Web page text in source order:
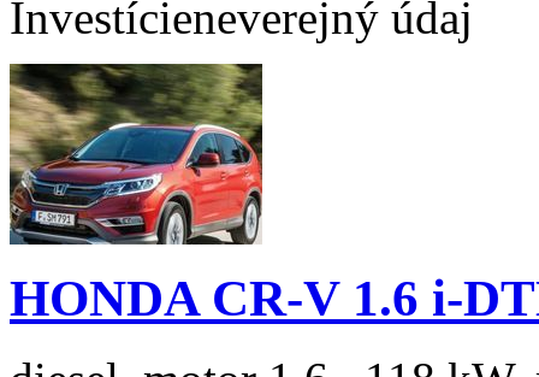
Investícieneverejný údaj
HONDA CR-V 1.6 i-